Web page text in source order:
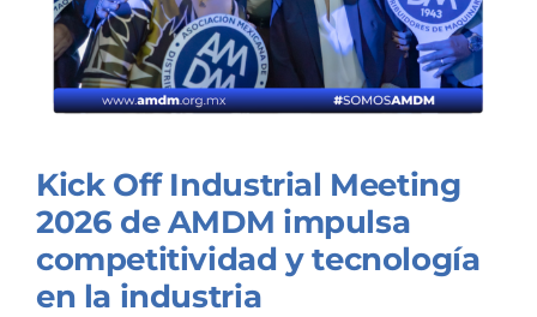
Kick Off Industrial Meeting
2026 de AMDM impulsa
competitividad y tecnología
en la industria